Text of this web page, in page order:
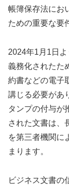
帳簿保存法にお
ための重要な要
2024年1月1日
義務化されたた
約書などの電子
講じる必要があ
タンプの付与が
された文書は、
を第三者機関に
まります。
ビジネス文書の